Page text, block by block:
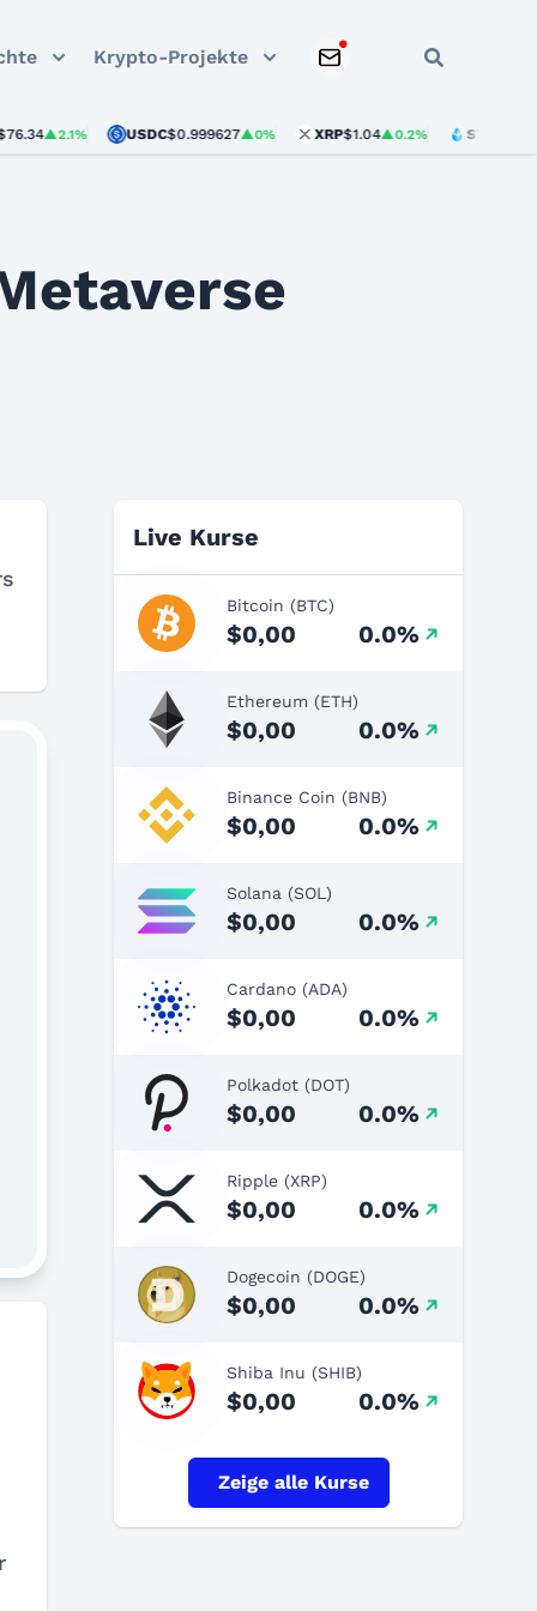
Krypto-Projekte
USDC$0.999627▲0% XRP $1.04▲0.2% STETH $1,920.00
Live Kurse
Bitcoin (BTC)
$0,00 0.0%
Ethereum (ETH)
$0,00 0.0%
Binance Coin (BNB)
$0,00 0.0%
Solana (SOL)
$0,00 0.0%
Cardano (ADA)
$0,00 0.0%
Polkadot (DOT)
$0,00 0.0%
Ripple (XRP)
$0,00 0.0%
Dogecoin (DOGE)
$0,00 0.0%
Shiba Inu (SHIB)
$0,00 0.0%
Zeige alle Kurse